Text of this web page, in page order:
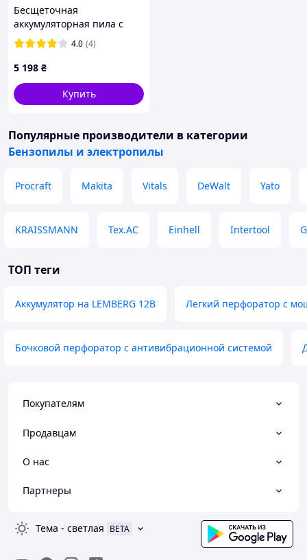
Бесщеточная
аккумуляторная пила с
двумя аккумуляторами 48V
6Ah и кейсом Bosch
GSR280W для сада и дома
4.0 (4)
5 198 ₴
Купить
Популярные производители в категории
Бензопилы и электропилы
Procraft Makita Vitals DeWalt Yato
KRAISSMANN Tex.AC Einhell Intertool
ТОП теги
Аккумулятор на LEMBERG 12В Легкий перфоратор с
Бочковой перфоратор с антивибрационной системой
Покупателям
Продавцам
О нас
Партнеры
Тема - светлая BETA